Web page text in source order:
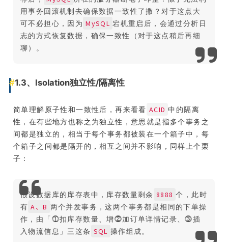
用事务回滚机制去确保数据一致性了撒？对于这点大
可不必担心，因为 MySQL 宕机重启后，会通过分析日
志的方式恢复数据，确保一致性（对于这点稍后再细
聊）。
1.3、Isolation独立性/隔离性
简单理解原子性和一致性后，再来看看 ACID 中的隔离
性，在有些地方也称之为独立性，意思就是指多个事务之
间都是独立的，相当于每个事务都被装在一个箱子中，每
个箱子之间都是隔开的，相互之间并不影响，同样上个栗
子：
假设数据库的库存表中，库存数量剩余 8888 个，此时
有 A、B 两个并发事务，这两个事务都是相同的下单操
作，由「⓵扣库存数量、增⓶加订单详情记录、⓷插
入物流信息」三这条 SQL 操作组成。